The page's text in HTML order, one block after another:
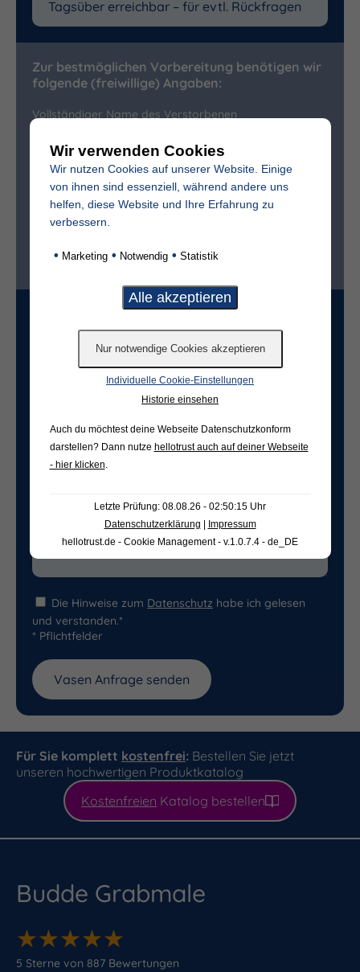
Zur bestmöglichen Vorbereitung benötigen wir
folgende (freiwillige) Angaben:
Vollständiger Name des Verstorbenen
Sterbedatum
Ist der Friedhof im selben Ort?*
nein
Freifeld für evtl. Anmerkungen
Die Hinweise zum Datenschutz habe ich gelesen
und verstanden.*
* Pflichtfelder
Für Sie komplett kostenfrei: Bestellen Sie jetzt
unseren hochwertigen Produktkatalog
Kostenfreien Katalog bestellen
Budde Grabmale
★★★★★
★★★★★
5 Sterne von 887 Bewertungen
Wir verwenden Cookies
Wir nutzen Cookies auf unserer Website. Einige
von ihnen sind essenziell, während andere uns
helfen, diese Website und Ihre Erfahrung zu
verbessern.
• Marketing • Notwendig • Statistik
Individuelle Cookie-Einstellungen
Historie einsehen
Auch du möchtest deine Webseite Datenschutzkonform
darstellen? Dann nutze hellotrust auch auf deiner Webseite
- hier klicken
Letzte Prüfung: 08.08.26 - 02:50:15 Uhr
Datenschutzerklärung | Impressum
hellotrust.de - Cookie Management - v.1.0.7.4 - de_DE